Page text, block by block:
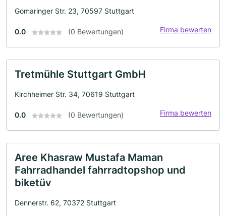
Gomaringer Str. 23, 70597 Stuttgart
0.0 (0 Bewertungen) Firma bewerten
Tretmühle Stuttgart GmbH
Kirchheimer Str. 34, 70619 Stuttgart
0.0 (0 Bewertungen) Firma bewerten
Aree Khasraw Mustafa Maman
Fahrradhandel fahrradtopshop und
biketüv
Dennerstr. 62, 70372 Stuttgart